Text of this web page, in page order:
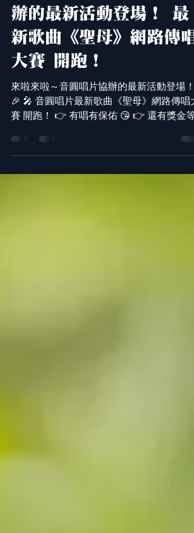
【音圓快訊】音圓唱片協
辦的最新活動登場！ 最
新歌曲《聖母》網路傳唱
大賽 開跑！
來啦來啦～音圓唱片協辦的最新活動登場！
🎉 🎤 音圓唱片最新歌曲《聖母》網路傳唱大
賽 開跑！ 👉 有唱有保佑 😘 👉 還有獎金等
你拿 😍